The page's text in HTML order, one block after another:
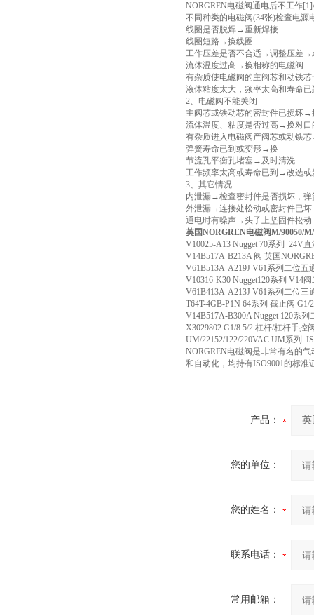
NORGREN电磁阀通电后不工作
不同种类的电磁阀(34张)检查电
线圈是否脱焊→重新焊接
线圈短路→换线圈
工作压差是否不合适→调整压差→
流体温度过高→换相称的电磁阀
有杂质使电磁阀的主阀芯和动铁
液体粘度太大，频率太高和寿命
2、电磁阀不能关闭
主阀芯或铁动芯的密封件已损坏→
流体温度、粘度是否过高→换对口
有杂质进入电磁阀产阀芯或动铁
弹簧寿命已到或变形→换
节流孔平衡孔堵塞→及时清洗
工作频率太高或寿命已到→改选或
3、其它情况
内泄漏→检查密封件是否损坏，弹
外泄漏→连接处松动或密封件已
通电时有噪声→头子上坚固件松动
英国NORGREN电磁阀M/90050/
V10025-A13 Nugget 70系列 24V
V14B517A-B213A 阀 英国
V61B513A-A219J V61系列二位
V10316-K30 Nugget120系列 V14
V61B413A-A213J V61系列二位
T64T-4GB-P1N 64系列 截止阀
V14B517A-B300A Nugget 120系
X3029802 G1/8 5/2 杠杆/杠杆手控
UM/22152/122/220VAC UM系列
NORGREN电磁阀是非常有名的
和自动化，均持有ISO9001的标
产品：
您的单位：
您的姓名：
联系电话：
常用邮箱：